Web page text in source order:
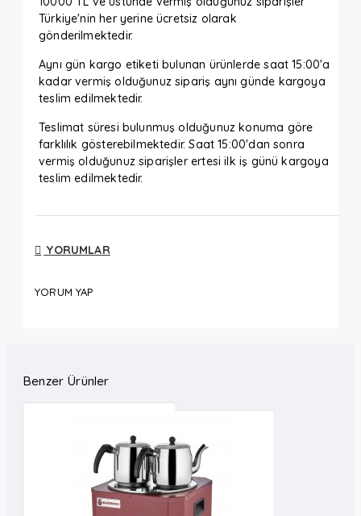
Türkiye'nin her yerine ücretsiz olarak
gönderilmektedir.
Aynı gün kargo etiketi bulunan ürünlerde saat 15:00'a
kadar vermiş olduğunuz sipariş aynı günde kargoya
teslim edilmektedir.
Teslimat süresi bulunmuş olduğunuz konuma göre
farklılık gösterebilmektedir. Saat 15:00'dan sonra
vermiş olduğunuz siparişler ertesi ilk iş günü kargoya
teslim edilmektedir.
YORUMLAR
YORUM YAP
Benzer Ürünler